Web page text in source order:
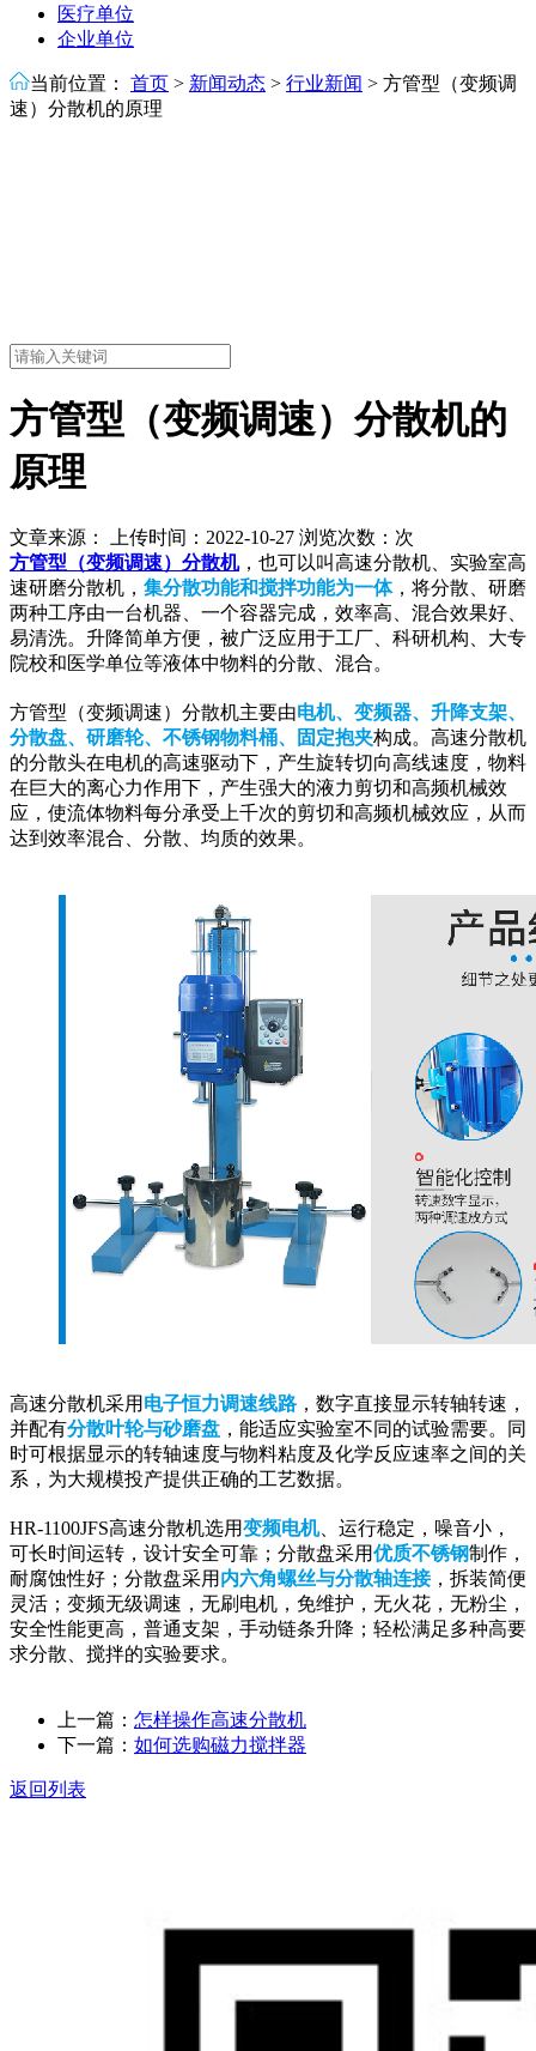
医疗单位
企业单位
当前位置： 首页 > 新闻动态 > 行业新闻 > 方管型（变频调
速）分散机的原理
方管型（变频调速）分散机的
原理
文章来源： 上传时间：2022-10-27 浏览次数： 次
方管型（变频调速）分散机，也可以叫高速分散机、实验室高
速研磨分散机， 集分散功能和搅拌功能为一体，将分散、研磨
两种工序由一台机器、一个容器完成，效率高、混合效果好、
易清洗。升降简单方便，被广泛应用于工厂、科研机构、大专
院校和医学单位等液体中物料的分散、混合。
方管型（变频调速）分散机主要由电机、变频器、升降支架、
分散盘、研磨轮、不锈钢物料桶、固定抱夹构成。高速分散机
的分散头在电机的高速驱动下，产生旋转切向高线速度，物料
在巨大的离心力作用下，产生强大的液力剪切和高频机械效
应，使流体物料每分承受上千次的剪切和高频机械效应，从而
达到效率混合、分散、均质的效果。
高速分散机采用 电子恒力调速线路 ，数字直接显示转轴转速，
并配有分散叶轮与砂磨盘 ，能适应实验室不同的试验需要。同
时可根据显示的转轴速度与物料粘度及化学反应速率之间的关
系，为大规模投产提供正确的工艺数据。
HR-1100JFS高速分散机选用变频电机、运行稳定，噪音小，
可长时间运转，设计安全可靠；分散盘采用优质不锈钢制作，
耐腐蚀性好；分散盘采用 内六角螺丝与分散轴连接，拆装简便
灵活；变频无级调速，无刷电机，免维护，无火花，无粉尘，
安全性能更高，普通支架，手动链条升降；轻松满足多种高要
求分散、搅拌的实验要求。
上一篇： 怎样操作高速分散机
下一篇： 如何选购磁力搅拌器
返回列表